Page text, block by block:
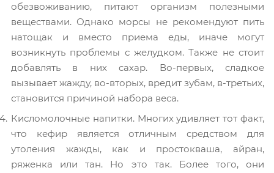
обезвоживанию, питают организм полезными
веществами. Однако морсы не рекомендуют пить
натощак и вместо приема еды, иначе могут
возникнуть проблемы с желудком. Также не стоит
добавлять в них сахар. Во-первых, сладкое
вызывает жажду, во-вторых, вредит зубам, в-третьих,
становится причиной набора веса.
Кисломолочные напитки. Многих удивляет тот факт,
что кефир является отличным средством для
утоления жажды, как и простокваша, айран,
ряженка или тан. Но это так. Более того, они